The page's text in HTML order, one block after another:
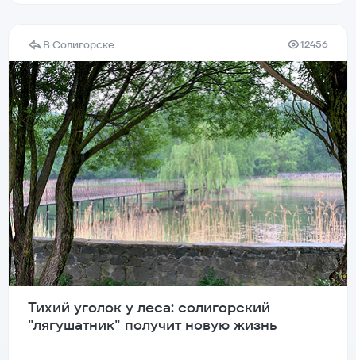
В Солигорске 12456
Тихий уголок у леса: солигорский
"лягушатник" получит новую жизнь